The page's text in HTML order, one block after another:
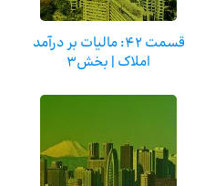
قسمت 42: مالیات بر درآمد
املاک | بخش3